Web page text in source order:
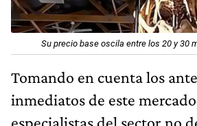
Su precio base oscila entre los 20 y 30
Tomando en cuenta los
inmediatos de este